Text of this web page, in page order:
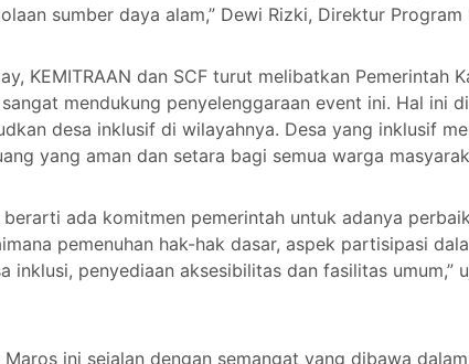
sumber daya alam,” Dewi Rizki, Direktur Program
KEMITRAAN dan SCF turut melibatkan Pemerintah
mendukung penyelenggaraan event ini. Hal ini
desa inklusif di wilayahnya. Desa yang inklusif
yang aman dan setara bagi semua warga
ada komitmen pemerintah untuk adanya
pemenuhan hak-hak dasar, aspek partisipasi
inklusi, penyediaan aksesibilitas dan fasilitas umum,”
ini sejalan dengan semangat yang dibawa